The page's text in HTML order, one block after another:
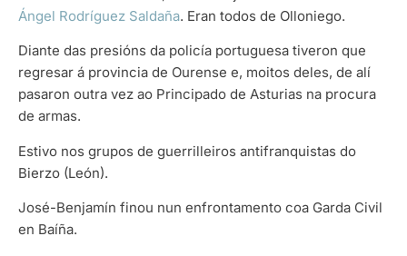
Ángel Rodríguez Saldaña. Eran todos de Olloniego.
Diante das presións da policía portuguesa tiveron que
regresar á provincia de Ourense e, moitos deles, de alí
pasaron outra vez ao Principado de Asturias na procura
de armas.
Estivo nos grupos de guerrilleiros antifranquistas do
Bierzo (León).
José-Benjamín finou nun enfrontamento coa Garda Civil
en Baíña.